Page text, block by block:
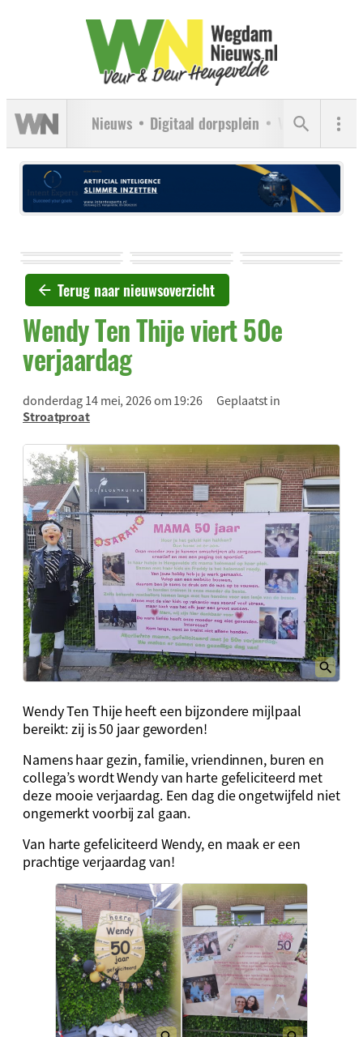
Nieuws Digitaal dorpsplein Verenigingen
Terug naar nieuwsoverzicht
Wendy Ten Thije viert 50e
verjaardag
donderdag 14 mei, 2026 om 19:26
Geplaatst in
Stroatproat
Wendy Ten Thije heeft een bijzondere mijlpaal
bereikt: zij is 50 jaar geworden!
Namens haar gezin, familie, vriendinnen, buren en
collega’s wordt Wendy van harte gefeliciteerd met
deze mooie verjaardag. Een dag die ongetwijfeld niet
ongemerkt voorbij zal gaan.
Van harte gefeliciteerd Wendy, en maak er een
prachtige verjaardag van!